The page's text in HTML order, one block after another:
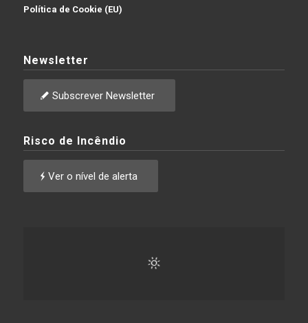
Política de Cookie (EU)
Newsletter
Subscrever Newsletter
Risco de Incêndio
Ver o nível de alerta